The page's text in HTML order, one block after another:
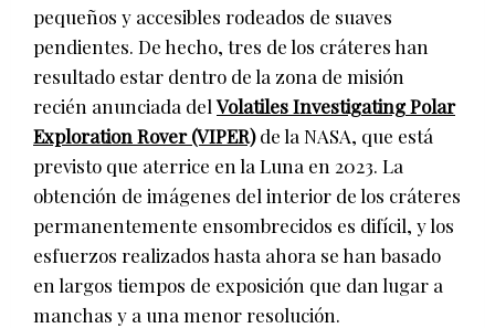
pequeños y accesibles rodeados de suaves
pendientes. De hecho, tres de los cráteres han
resultado estar dentro de la zona de misión
recién anunciada delVolatiles Investigating Polar
Exploration Rover (VIPER) de la NASA, que está
previsto que aterrice en la Luna en 2023. La
obtención de imágenes del interior de los cráteres
permanentemente ensombrecidos es difícil, y los
esfuerzos realizados hasta ahora se han basado
en largos tiempos de exposición que dan lugar a
manchas y a una menor resolución.